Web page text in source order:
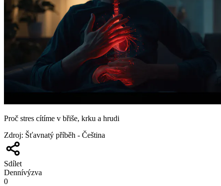
Proč stres cítíme v břiše, krku a hrudi
Zdroj: Šťavnatý příběh - Čeština
Sdílet
Dennívýzva
0